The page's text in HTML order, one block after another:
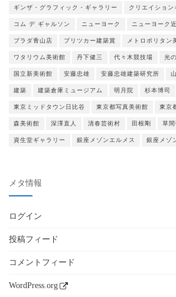
ギンザ・グラフィック・ギャラリー クリエイショ
コム デ ギャルソン ニューヨーク ニューヨーク
プラダ青山店 プリツカー建築賞 メトロポリタン
ワタリウム美術館 丹下健三 代々木競技場 光
国立新美術館 安藤忠雄 安藤忠雄建築研究所
建築 建築倉庫ミュージアム 明月院 杉本博司
東京ミッドタウン日比谷 東京都写真美術館 東京
森美術館 深澤直人 清春芸術村 田根剛 草
資生堂ギャラリー 銀座メゾンエルメス 銀座メゾ
メタ情報
ログイン
投稿フィード
コメントフィード
WordPress.org